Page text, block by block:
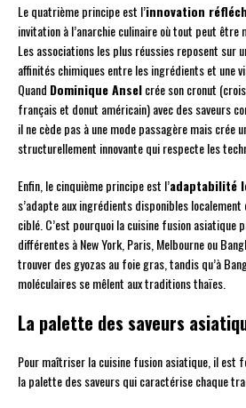
Le quatrième principe est l’innovation
invitation à l’anarchie culinaire où tout peut être
Les associations les plus réussies reposent sur
affinités chimiques entre les ingrédients et une
Quand Dominique Anselcrée son cronut
français et donut américain) avec des saveurs
il ne cède pas à une mode passagère mais crée
structurellement innovante qui respecte les
Enfin, le cinquième principe est l’adaptabilité
s’adapte aux ingrédients disponibles
ciblé. C’est pourquoi la cuisine fusion asiatique
différentes à New York, Paris, Melbourne ou
trouver des gyozas au foie gras, tandis qu’à
moléculaires se mêlent aux traditions thaïes.
La palette des saveurs
Pour maîtriser la cuisine fusion asiatique, il est
la palette des saveurs qui caractérise chaque